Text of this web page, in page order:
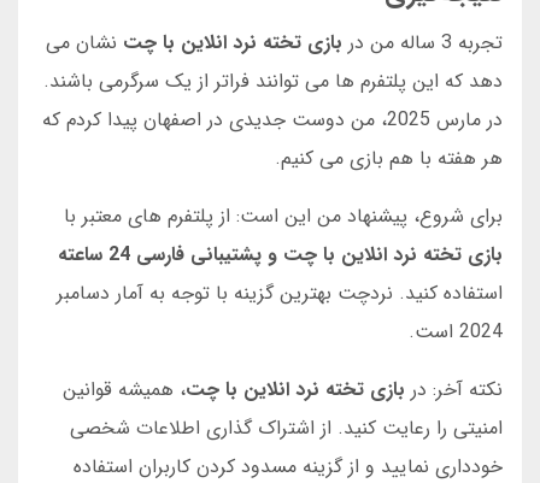
تجربه 3 ساله من در بازی تخته نرد انلاین با چت نشان می
دهد که این پلتفرم ها می توانند فراتر از یک سرگرمی باشند.
در مارس 2025، من دوست جدیدی در اصفهان پیدا کردم که
هر هفته با هم بازی می کنیم.
برای شروع، پیشنهاد من این است: از پلتفرم های معتبر با
بازی تخته نرد انلاین با چت و پشتیبانی فارسی 24 ساعته
استفاده کنید. نردچت بهترین گزینه با توجه به آمار دسامبر
2024 است.
نکته آخر: در بازی تخته نرد انلاین با چت، همیشه قوانین
امنیتی را رعایت کنید. از اشتراک گذاری اطلاعات شخصی
خودداری نمایید و از گزینه مسدود کردن کاربران استفاده